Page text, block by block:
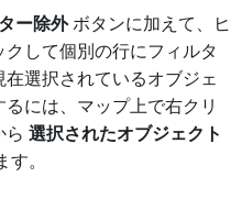
ー除外ボタンに加えて、ヒ
して個別の行にフィルタ
選択されているオブジェ
には、マップ上で右クリ
ら 選択されたオブジェクト
す。